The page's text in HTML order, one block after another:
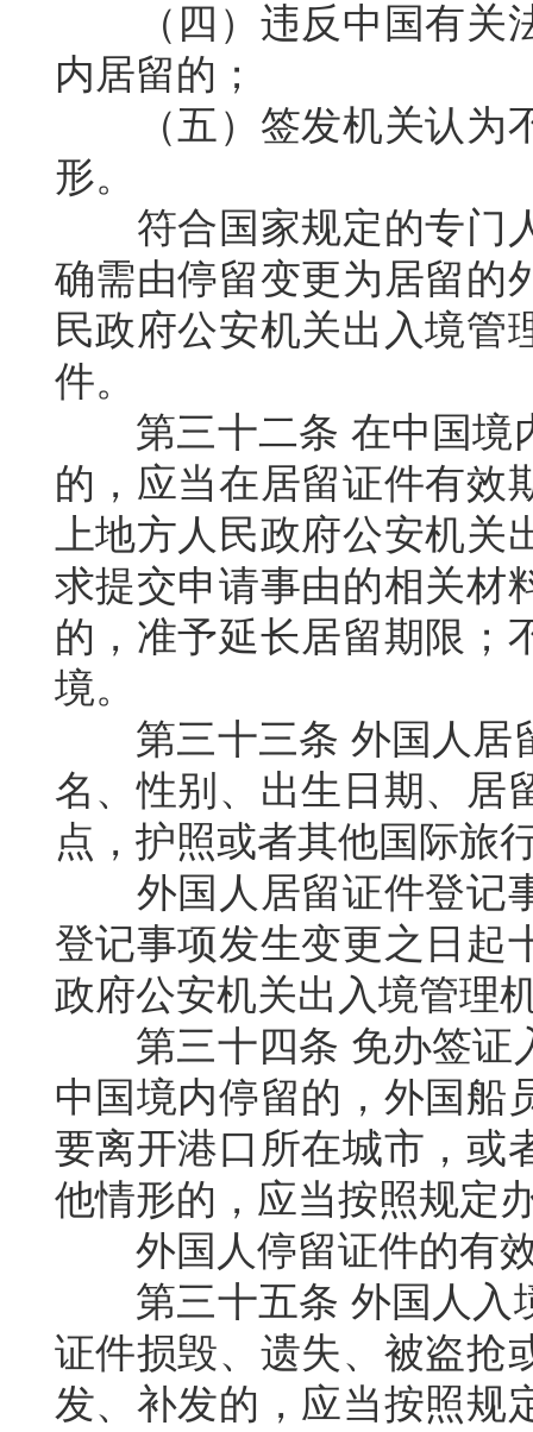
（四）违反中国有
内居留的；
（五）签发机关认
形。
符合国家规定的专门
确需由停留变更为居留的
民政府公安机关出入境管
件。
第三十二条 在中国境
的，应当在居留证件有效
上地方人民政府公安机
求提交申请事由的相关材
的，准予延长居留期限；
境。
第三十三条 外国人居
名、性别、出生日期、居
点，护照或者其他国际旅
外国人居留证件登记
登记事项发生变更之日起
政府公安机关出入境管理
第三十四条 免办签证
中国境内停留的，外国船
要离开港口所在城市，或
他情形的，应当按照规定
外国人停留证件的有
第三十五条 外国人入
证件损毁、遗失、被盗抢
发、补发的，应当按照规